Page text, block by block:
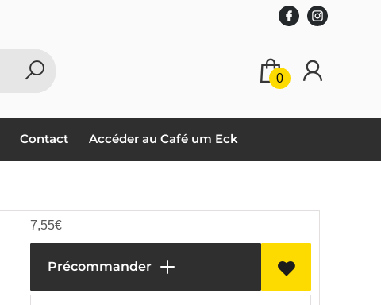
0
Contact Accéder au Café um Eck
7,55€
Précommander